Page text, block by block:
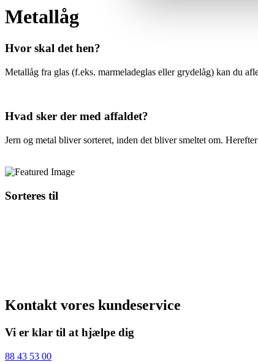
Metallåg
Hvor skal det hen?
Metallåg fra glas (f.eks. marmeladeglas eller grydelåg) kan du
Hvad sker der med affaldet?
Jern og metal bliver sorteret, inden det bliver smeltet om.
Sorteres til
Kontakt vores kundeservice
Vi er klar til at hjælpe dig
88 43 53 00